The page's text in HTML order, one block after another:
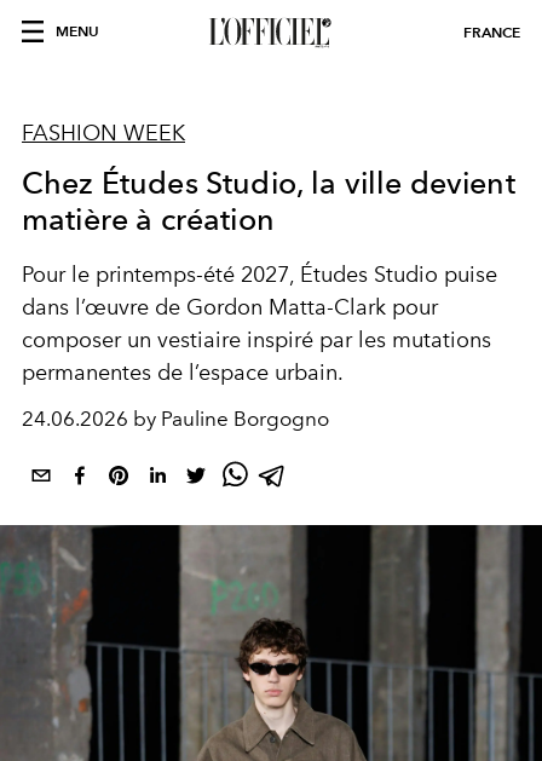
MENU FRANCE
FASHION WEEK
Chez Études Studio, la ville devient
matière à création
Pour le printemps-été 2027, Études Studio puise
dans l’œuvre de Gordon Matta-Clark pour
composer un vestiaire inspiré par les mutations
permanentes de l’espace urbain.
24.06.2026 by Pauline Borgogno